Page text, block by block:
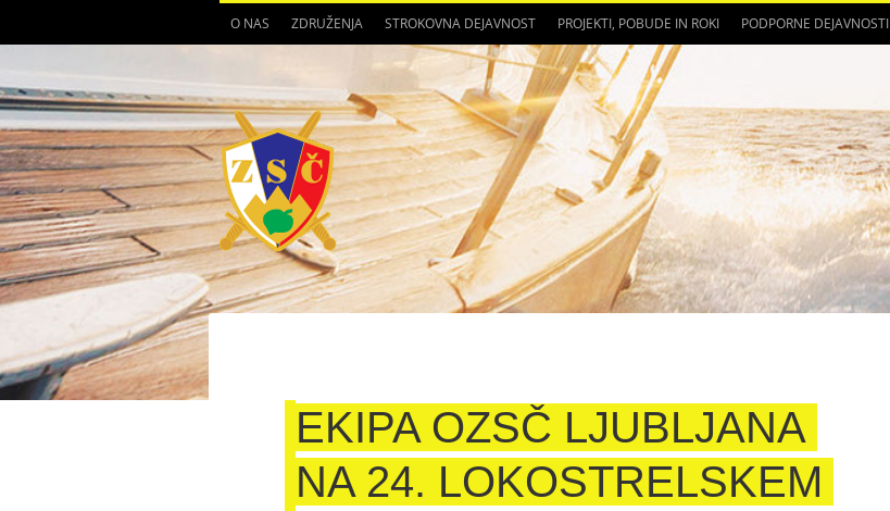
O NAS ZDRUŽENJA STROKOVNA DEJAVNOST PROJEKTI, POBUDE IN ROKI PODPORNE DEJAVNOSTI
EKIPA OZSČ LJUBLJANA
NA 24. LOKOSTRELSKEM